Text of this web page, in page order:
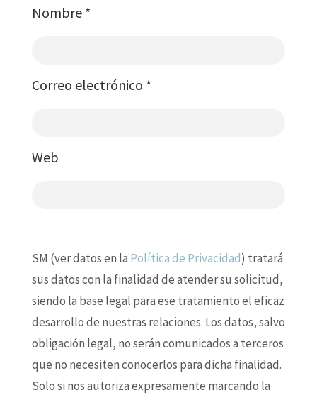
Nombre *
Correo electrónico *
Web
SM (ver datos en la Política de Privacidad) tratará
sus datos con la finalidad de atender su solicitud,
siendo la base legal para ese tratamiento el eficaz
desarrollo de nuestras relaciones. Los datos, salvo
obligación legal, no serán comunicados a terceros
que no necesiten conocerlos para dicha finalidad.
Solo si nos autoriza expresamente marcando la